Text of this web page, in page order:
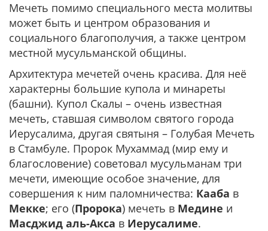
Мечеть помимо специального места молитвы
может быть и центром образования и
социального благополучия, а также центром
местной мусульманской общины.
Архитектура мечетей очень красива. Для неё
характерны большие купола и минареты
(башни). Купол Скалы – очень известная
мечеть, ставшая символом святого города
Иерусалима, другая святыня – Голубая Мечеть
в Стамбуле. Пророк Мухаммад (мир ему и
благословение) советовал мусульманам три
мечети, имеющие особое значение, для
совершения к ним паломничества: Кааба в
Мекке; его (Пророка) мечеть в Медине и
Масджид аль-Акса в Иерусалиме.